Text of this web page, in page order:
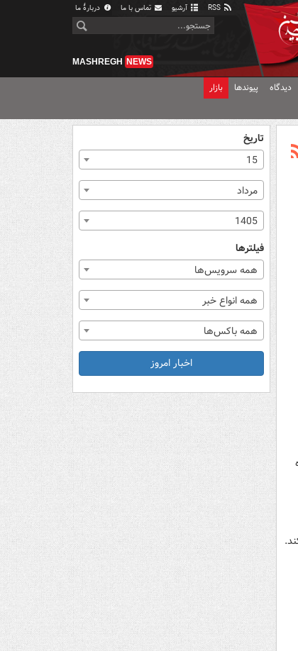
آرشیو تماس با ما دربارهٔ ما
MASHREGH NEWS
دیدگاه پیوندها بازار
تاریخ
15
مرداد
1405
فیلترها
همه سرویس‌ها
همه انواع خبر
همه باکس‌ها
اخبار امروز